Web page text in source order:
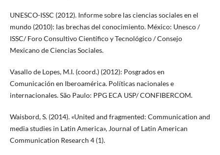
UNESCO-ISSC (2012). Informe sobre las ciencias sociales en el
mundo (2010): las brechas del conocimiento. México: Unesco /
ISSC/ Foro Consultivo Científico y Tecnológico / Consejo
Mexicano de Ciencias Sociales.
Vasallo de Lopes, M.I. (coord.) (2012): Posgrados en
Comunicación en Iberoamérica. Políticas nacionales e
internacionales. São Paulo: PPG ECA USP/ CONFIBERCOM.
Waisbord, S. (2014). «United and fragmented: Communication and
media studies in Latin America», Journal of Latin American
Communication Research 4 (1).